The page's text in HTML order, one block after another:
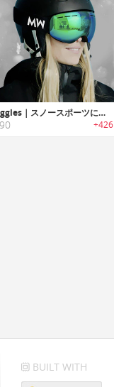
MW goggles｜スノースポーツに最適なポリカーボネートフレームスノーゴーグル「MWゴーグル」
+426
BUILT WITH